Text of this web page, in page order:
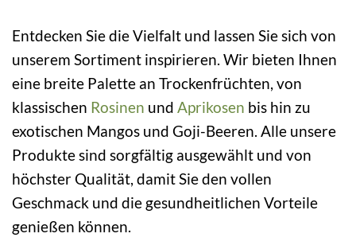
Entdecken Sie die Vielfalt und lassen Sie sich von
unserem Sortiment inspirieren. Wir bieten Ihnen
eine breite Palette an Trockenfrüchten, von
klassischen Rosinen und Aprikosen bis hin zu
exotischen Mangos und Goji-Beeren. Alle unsere
Produkte sind sorgfältig ausgewählt und von
höchster Qualität, damit Sie den vollen
Geschmack und die gesundheitlichen Vorteile
genießen können.